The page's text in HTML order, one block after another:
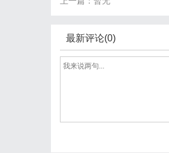
最新评论(0)